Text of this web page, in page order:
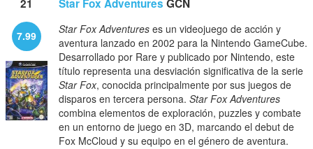
21 Star Fox Adventures GCN
7.99 Star Fox Adventures es un videojuego de acción y
aventura lanzado en 2002 para la Nintendo GameCube.
Desarrollado por Rare y publicado por Nintendo, este
título representa una desviación significativa de la serie
Star Fox, conocida principalmente por sus juegos de
disparos en tercera persona. Star Fox Adventures
combina elementos de exploración, puzzles y combate
en un entorno de juego en 3D, marcando el debut de
Fox McCloud y su equipo en el género de aventura.